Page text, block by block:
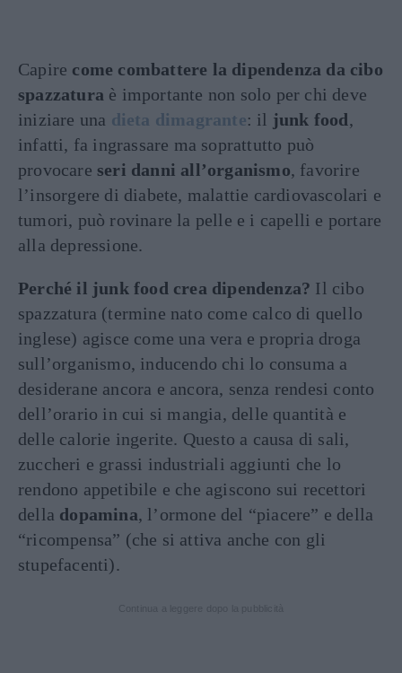
Capire come combattere la dipendenza da cibo
spazzatura è importante non solo per chi deve
iniziare una dieta dimagrante: il junk food,
infatti, fa ingrassare ma soprattutto può
provocare seri danni all’organismo, favorire
l’insorgere di diabete, malattie cardiovascolari e
tumori, può rovinare la pelle e i capelli e portare
alla depressione.
Perché il junk food crea dipendenza? Il cibo
spazzatura (termine nato come calco di quello
inglese) agisce come una vera e propria droga
sull’organismo, inducendo chi lo consuma a
desiderane ancora e ancora, senza rendesi conto
dell’orario in cui si mangia, delle quantità e
delle calorie ingerite. Questo a causa di sali,
zuccheri e grassi industriali aggiunti che lo
rendono appetibile e che agiscono sui recettori
della dopamina, l’ormone del “piacere” e della
“ricompensa” (che si attiva anche con gli
stupefacenti).